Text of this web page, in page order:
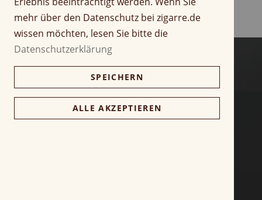
n
n
f
a
g
d
r
i
mehr über den Datenschutz bei zigarre.de
wissen möchten, lesen Sie bitte die
Datenschutzerklärung
SPEICHERN
ALLE AKZEPTIEREN